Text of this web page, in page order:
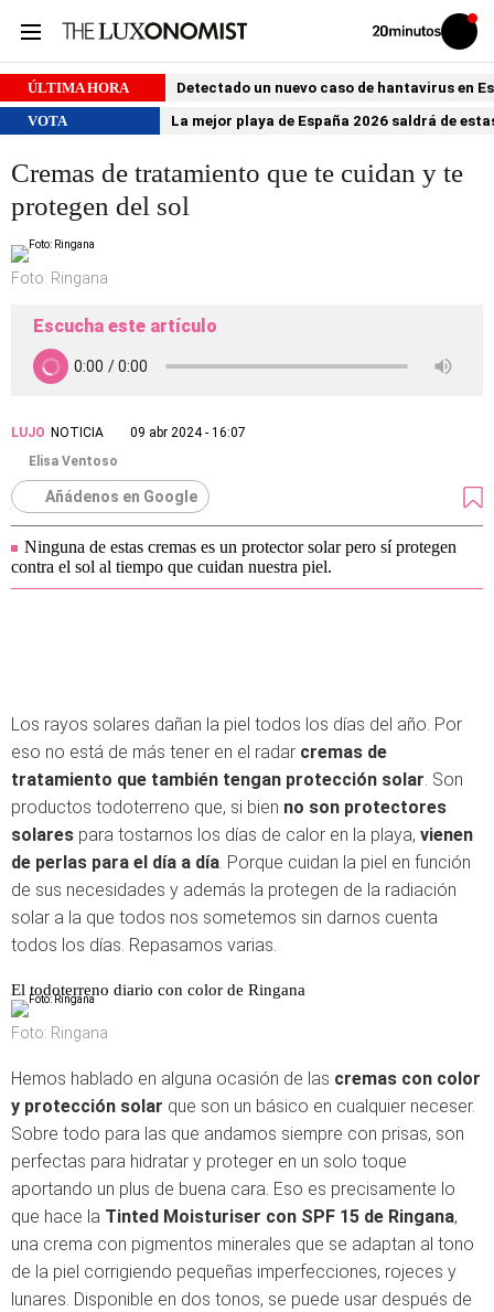
Volver
Iniciar
sesión
ÚLTIMA HORA
Detectado un nuevo caso de hantavirus en
VOTA
La mejor playa de España 2026 saldrá de
Cremas de tratamiento que te cuidan y te
protegen del sol
Foto: Ringana
Escucha este artículo
LUJO NOTICIA
09 abr 2024 - 16:07
Elisa Ventoso
Añádenos en Google
Ninguna de estas cremas es un protector solar pero sí protegen
contra el sol al tiempo que cuidan nuestra piel.
Los rayos solares dañan la piel todos los días del año. Por
eso no está de más tener en el radar cremas de
tratamiento que también tengan protección solar. Son
productos todoterreno que, si bien no son protectores
solares para tostarnos los días de calor en la playa, vienen
de perlas para el día a día. Porque cuidan la piel en función
de sus necesidades y además la protegen de la radiación
solar a la que todos nos sometemos sin darnos cuenta
todos los días. Repasamos varias.
El todoterreno diario con color de Ringana
Foto: Ringana
Hemos hablado en alguna ocasión de las cremas con color
y protección solar que son un básico en cualquier neceser.
Sobre todo para las que andamos siempre con prisas, son
perfectas para hidratar y proteger en un solo toque
aportando un plus de buena cara. Eso es precisamente lo
que hace la Tinted Moisturiser con SPF 15 de Ringana,
una crema con pigmentos minerales que se adaptan al tono
de la piel corrigiendo pequeñas imperfecciones, rojeces y
lunares. Disponible en dos tonos, se puede usar después de